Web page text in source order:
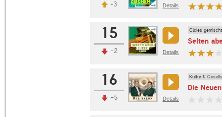
+3 Details
15
-2 Details
Oldies gemischt
Selten
16
-5 Details
Kultur &
Die